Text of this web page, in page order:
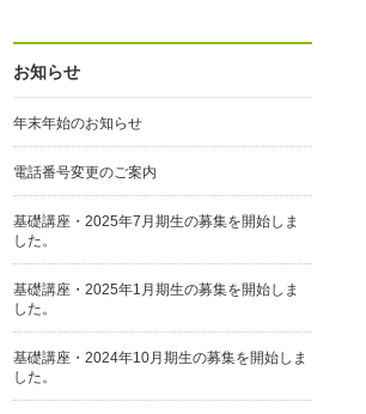
お知らせ
年末年始のお知らせ
電話番号変更のご案内
基礎講座・2025年7月期生の募集を開始しま
した。
基礎講座・2025年1月期生の募集を開始しま
した。
基礎講座・2024年10月期生の募集を開始しま
した。